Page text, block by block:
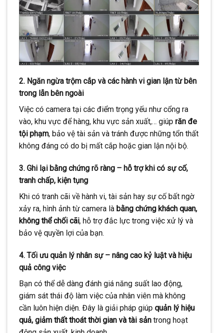
2. Ngăn ngừa trộm cắp và các hành vi gian lận từ bên
trong lẫn bên ngoài
Việc có camera tại các điểm trọng yếu như cổng ra
vào, khu vực để hàng, khu vực sản xuất,… giúp răn đe
tội phạm, bảo vệ tài sản và tránh được những tổn thất
không đáng có do bị mất cắp hoặc gian lận nội bộ.
3. Ghi lại bằng chứng rõ ràng – hỗ trợ khi có sự cố,
tranh chấp, kiện tụng
Khi có tranh cãi về hành vi, tài sản hay sự cố bất ngờ
xảy ra, hình ảnh từ camera là bằng chứng khách quan,
không thể chối cãi, hỗ trợ đắc lực trong việc xử lý và
bảo vệ quyền lợi của bạn.
4. Tối ưu quản lý nhân sự – nâng cao kỷ luật và hiệu
quả công việc
Bạn có thể dễ dàng đánh giá năng suất lao động,
giám sát thái độ làm việc của nhân viên mà không
cần luôn hiện diện. Đây là giải pháp giúp quản lý hiệu
quả, giảm thất thoát thời gian và tài sản trong hoạt